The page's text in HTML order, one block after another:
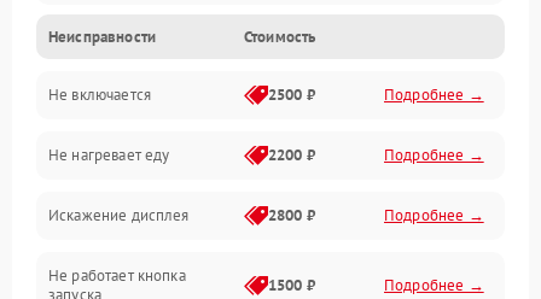
Дверца и корпус
Механика и внутренние элементы
Механические повреждения
Питание и запуск
Нагрев и приготовление
Неисправности Стоимость
Не включается 2500 ₽ Подробнее →
Не нагревает еду 2200 ₽ Подробнее →
Искажение дисплея 2800 ₽ Подробнее →
Не работает кнопка
1500 ₽ Подробнее →